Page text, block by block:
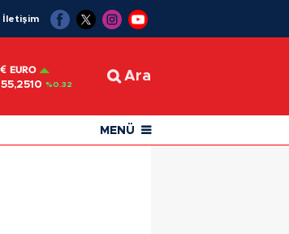
İletişim
EURO
55,2510 %0.32
Ara
MENÜ